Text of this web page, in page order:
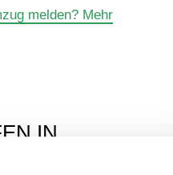
melden? Mehr
IN